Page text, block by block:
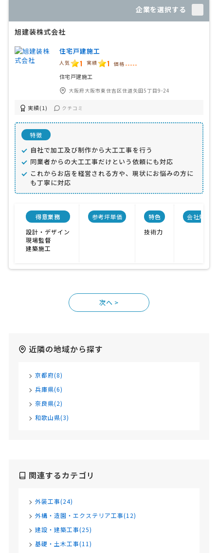
企業を選択する
旭建装株式会社
住宅戸建施工
人気 1 実績 1 価格 -----
住宅戸建施工
大阪府大阪市東住吉区住道矢田5丁目9-24
実績(1) クチコミ
特徴
自社で加工及び制作から大工工事を行う
同業者からの大工工事だけという依頼にも対応
これからお店を経営される方や、現状にお悩みの方に
も丁寧に対応
得意業務
設計・デザイン
現場監督
建築施工
参考坪単価
特色
技術力
会社規模
>
近隣の地域から探す
京都府(8)
兵庫県(6)
奈良県(2)
和歌山県(3)
関連するカテゴリ
外装工事(24)
外構・造園・エクステリア工事(12)
建設・建築工事(25)
基礎・土木工事(11)